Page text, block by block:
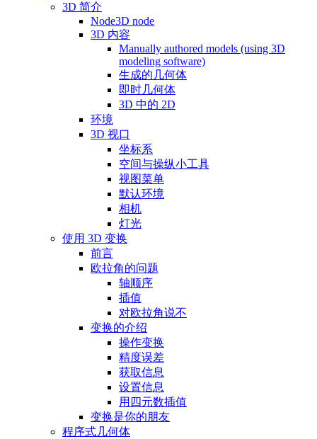
3D 简介
Node3D node
3D 内容
Manually authored models (using 3D
modeling software)
生成的几何体
即时几何体
3D 中的 2D
环境
3D 视口
坐标系
空间与操纵小工具
视图菜单
默认环境
相机
灯光
使用 3D 变换
前言
欧拉角的问题
轴顺序
插值
对欧拉角说不
变换的介绍
操作变换
精度误差
获取信息
设置信息
用四元数插值
变换是你的朋友
程序式几何体